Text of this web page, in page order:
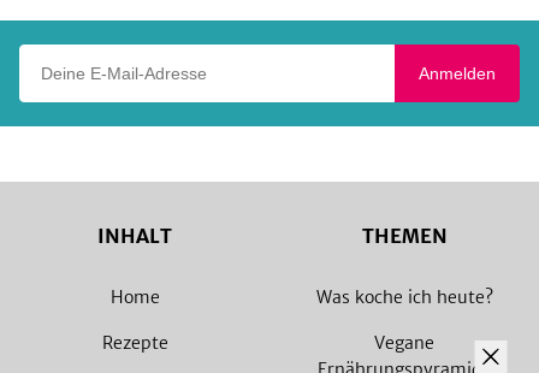
Anmelden
INHALT
Home
Rezepte
THEMEN
Was koche ich heute?
Vegane